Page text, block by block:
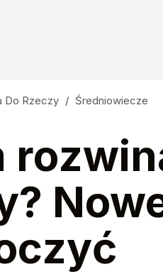
Do Rzeczy / Średniowiecze